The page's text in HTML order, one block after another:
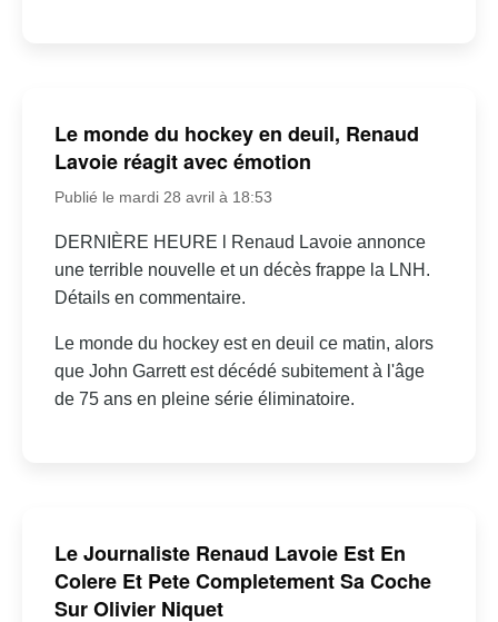
Le monde du hockey en deuil, Renaud
Lavoie réagit avec émotion
Publié le mardi 28 avril à 18:53
DERNIÈRE HEURE l Renaud Lavoie annonce
une terrible nouvelle et un décès frappe la LNH.
Détails en commentaire.
Le monde du hockey est en deuil ce matin, alors
que John Garrett est décédé subitement à l'âge
de 75 ans en pleine série éliminatoire.
Le Journaliste Renaud Lavoie Est En
Colere Et Pete Completement Sa Coche
Sur Olivier Niquet